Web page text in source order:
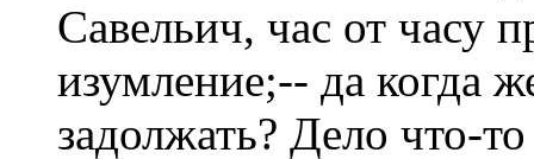
Савельич, час от часу
изумление;-- да когда
задолжать? Дело что-